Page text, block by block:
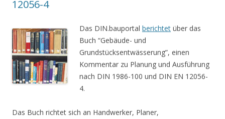
12056-4
Das DIN.bauportal berichtet über das
Buch “Gebäude- und
Grundstücksentwässerung”, einen
Kommentar zu Planung und Ausführung
nach DIN 1986-100 und DIN EN 12056-
4.
Das Buch richtet sich an Handwerker, Planer,